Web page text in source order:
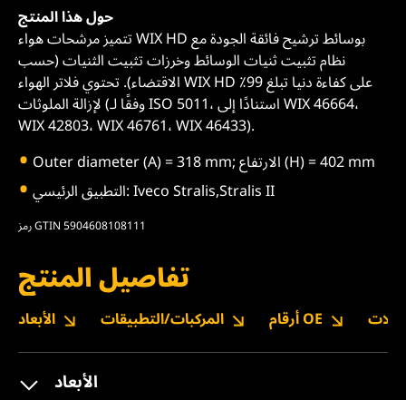
حول هذا المنتج
تتميز مرشحات هواء WIX HD بوسائط ترشيح فائقة الجودة مع
نظام تثبيت ثنيات الوسائط وخرزات تثبيت الثنيات (حسب
الاقتضاء). تحتوي فلاتر الهواء WIX HD على كفاءة دنيا تبلغ 99٪
لإزالة الملوثات (وفقًا لـ ISO 5011، استنادًا إلى WIX 46664،
WIX 42803، WIX 46761، WIX 46433).
Outer diameter (A) = 318 mm; الارتفاع (H) = 402 mm
التطبيق الرئيسي: Iveco Stralis,Stralis II
رمز GTIN 5904608108111
تفاصيل المنتج
الأبعاد المركبات/التطبيقات أرقام OE
الأبعاد